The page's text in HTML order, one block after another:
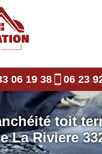
06 19 38 06 23
toit
La Riviere